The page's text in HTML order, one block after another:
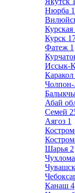
Нюрба 1
Курская
Курск
Фатеж 1
Иссык-
Каракол
Чолпон-
Абай
Семей
Аягоз 1
Шарья 2
Чухлома
Канаш 4